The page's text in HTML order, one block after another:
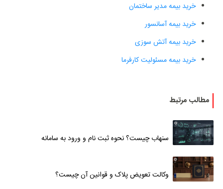
خرید بیمه مدیر ساختمان
خرید بیمه آسانسور
خرید بیمه آتش سوزی
خرید بیمه مسئولیت کارفرما
مطالب مرتبط
سنهاب چیست؟ نحوه ثبت نام و ورود به سامانه
وکالت تعویض پلاک و قوانین آن چیست؟